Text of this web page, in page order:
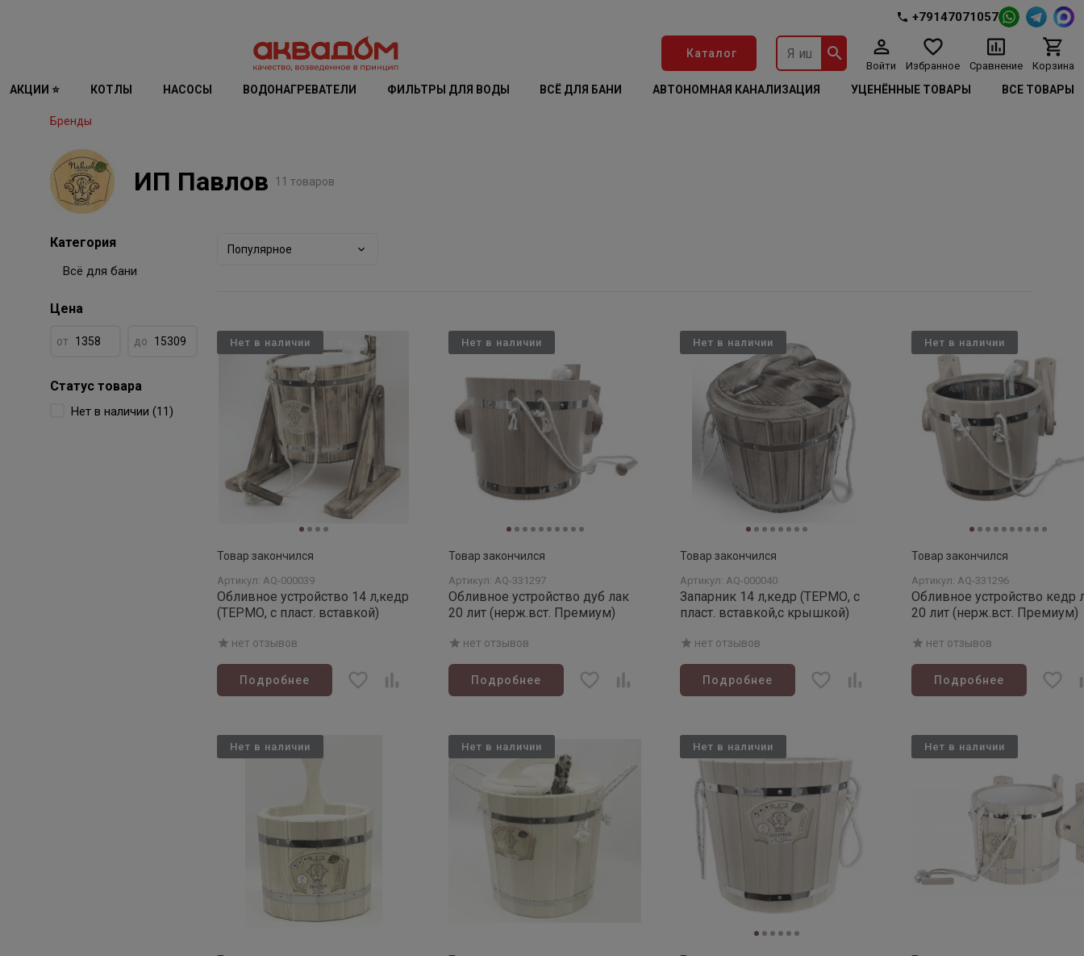
+79147071057
Каталог
Войти Избранное Сравнение Корзина
АКЦИИ ⭐ КОТЛЫ НАСОСЫ ВОДОНАГРЕВАТЕЛИ ФИЛЬТРЫ ДЛЯ ВОДЫ ВСЁ ДЛЯ БАНИ АВТОНОМНАЯ КАНАЛИЗАЦИЯ УЦЕНЁННЫЕ ТОВАРЫ ВСЕ ТОВАРЫ
Бренды
ИП Павлов 11 товаров
Категория
Всё для бани
Цена
от до
Статус товара
Нет в наличии (11)
Популярное
Товар закончился
Артикул: AQ-000039
Обливное устройство 14 л,кедр
(ТЕРМО, с пласт. вставкой)
нет отзывов
Подробнее
Нет в наличии
Товар закончился
Артикул: AQ-331297
Обливное устройство дуб лак
20 лит (нерж.вст. Премиум)
нет отзывов
Подробнее
Нет в наличии
Товар закончился
Артикул: AQ-000040
Запарник 14 л,кедр (ТЕРМО, с
пласт. вставкой,с крышкой)
нет отзывов
Подробнее
Нет в наличии
Товар закончился
Артикул: AQ-331296
Обливное устройство кедр
20 лит (нерж.вст. Премиум)
нет отзывов
Подробнее
Нет в наличии
Нет в наличии Нет в наличии Нет в наличии Нет в наличии